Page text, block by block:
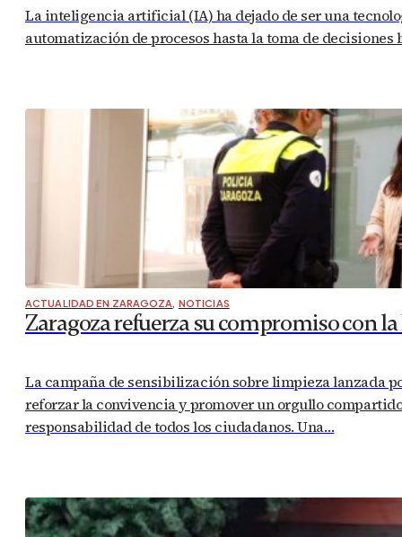
La inteligencia artificial (IA) ha dejado de ser una
automatización de procesos hasta la toma de decisiones
ACTUALIDAD EN ZARAGOZA, NOTICIAS
Zaragoza refuerza su compromiso con
La campaña de sensibilización sobre limpieza lanzada
reforzar la convivencia y promover un orgullo
responsabilidad de todos los ciudadanos. Una…